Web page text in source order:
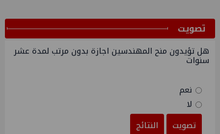
ﺗﺼﻮﻳﺖ
هل تؤيدون منح المهندسين اجازة بدون مرتب لمدة عشر
سنوات
نعم
لا
تصويت
النتائج